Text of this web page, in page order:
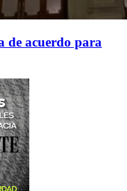
de acuerdo para